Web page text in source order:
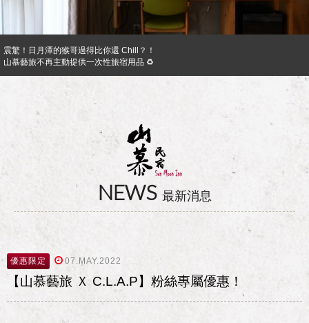
震驚！日月潭的猴哥過得比你還 Chill？！
山慕藝旅不再主動提供一次性旅宿用品 ♻︎
日月潭山慕民宿超挺你，官網訂房獨享優惠專案！！ Preferential Program that you
NEWS 最新消息
優惠限定 07.MAY.2022
【山慕藝旅 Ｘ C.L.A.P】粉絲專屬優惠！